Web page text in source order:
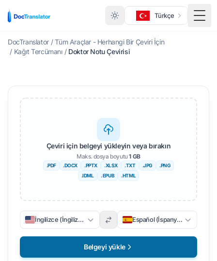
Türkçe
DocTranslator / Tüm Araçlar - Herhangi Bir Çeviri İçin
/ Kağıt Tercümanı / Doktor Notu Çevirisi
Çeviri için belgeyi yükleyin veya bırakın
Maks. dosya boyutu1 GB
.PDF .DOCX .PPTX .XLSX .TXT .JPG
.PNG
.IDML
. EPUB .HTML
İngilizce (İngilizce) Español (İspanyolca)
Belgeyi yükle